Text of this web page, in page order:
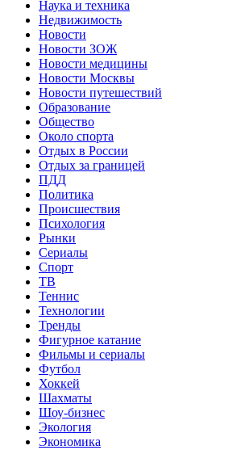
Наука и техника
Недвижимость
Новости
Новости ЗОЖ
Новости медицины
Новости Москвы
Новости путешествий
Образование
Общество
Около спорта
Отдых в России
Отдых за границей
ПДД
Политика
Происшествия
Психология
Рынки
Сериалы
Спорт
ТВ
Теннис
Технологии
Тренды
Фигурное катание
Фильмы и сериалы
Футбол
Хоккей
Шахматы
Шоу-бизнес
Экология
Экономика